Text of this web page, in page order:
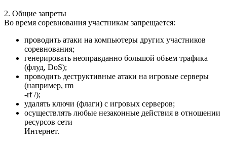
2. Общие запреты
Во время соревнования участникам запрещается:
проводить атаки на компьютеры других участников
соревнования;
генерировать неоправданно большой объем трафика
(флуд, DoS);
проводить деструктивные атаки на игровые серверы
(например, rm
-rf /);
удалять ключи (флаги) с игровых серверов;
осуществлять любые незаконные действия в отношении
ресурсов сети
Интернет.